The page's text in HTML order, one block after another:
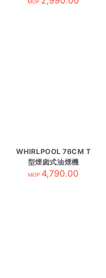
MOP
WHIRLPOOL 76CM T
型煙囪式油煙機
AKR4071/IX
MOP 4,790.00